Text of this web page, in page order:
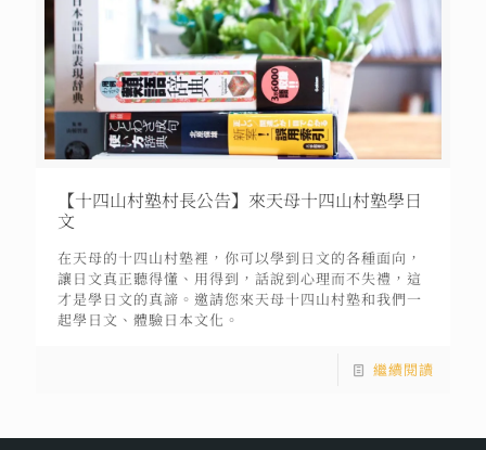
【十四山村塾村長公告】來天母十四山村塾學日
文
在天母的十四山村塾裡，你可以學到日文的各種面向，
讓日文真正聽得懂、用得到，話說到心理而不失禮，這
才是學日文的真諦。邀請您來天母十四山村塾和我們一
起學日文、體驗日本文化。
繼續閱讀